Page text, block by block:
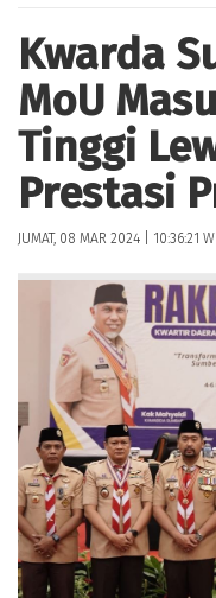
Kwarda
MoU
Tinggi
Prestasi
JUMAT, 08 MAR 2024 | 10:36:21